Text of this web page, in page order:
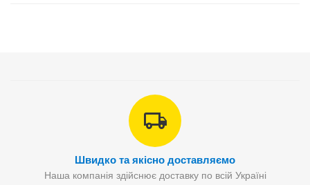
Швидко та якісно доставляємо
Наша компанія здійснює доставку по всій Україні